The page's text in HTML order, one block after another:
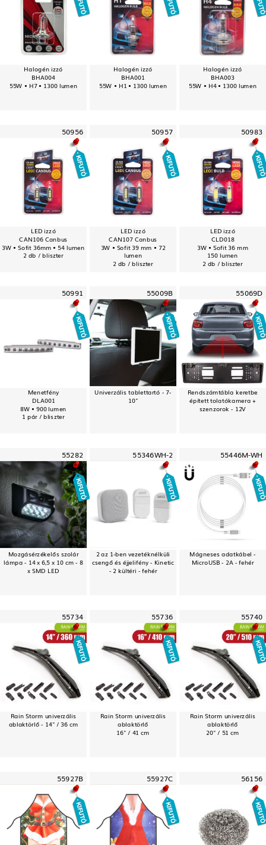
Halogén izzó
BHA004
55W • H7 • 1300 lumen
Halogén izzó
BHA001
55W • H1 • 1300 lumen
Halogén izzó
BHA003
55W • H4 • 1300 lumen
50956
LED izzó
CAN106 Canbus
3W • Sofit 36mm • 54 lumen
2 db / bliszter
50957
LED izzó
CAN107 Canbus
3W • Sofit 39 mm • 72
lumen
2 db / bliszter
50983
LED izzó
CLD018
3W • Sofit 36 mm
150 lumen
2 db / bliszter
50991
Menetfény
DLA001
8W • 900 lumen
1 pár / bliszter
55009B
Univerzális tablettartó - 7-
10"
55069D
Rendszámtábla keretbe
épített tolatókamera +
szenzorok - 12V
55282
Mozgásérzékelős szolár
lámpa - 14 x 6,5 x 10 cm - 8
x SMD LED
55346WH-2
2 az 1-ben vezetéknélküli
csengő és éjjelifény - Kinetic
- 2 kültéri - fehér
55446M-WH
Mágneses adatkábel -
MicroUSB - 2A - fehér
55734
Rain Storm univerzális
ablaktörlő - 14" / 36 cm
55736
Rain Storm univerzális
ablaktörlő
16" / 41 cm
55740
Rain Storm univerzális
ablaktörlő
20" / 51 cm
55927B 55927C 56156